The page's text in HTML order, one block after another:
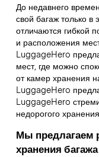
До недавнего
свой багаж только
отличаются гибкой
и расположения
LuggageHero
мест, где можно
от камер хранения
LuggageHero
LuggageHero
недорогого
Мы предлагаем
хранения